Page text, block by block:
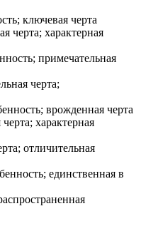
ключевая черта
черта; характерная
примечательная
черта;
врожденная черта
характерная
отличительная
единственная в